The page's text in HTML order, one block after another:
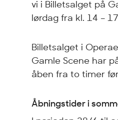
vi i Billetsalget på
lørdag fra kl. 14 – 17.
Billetsalget i
Gamle Scene har
åben fra to timer
Åbningstider i